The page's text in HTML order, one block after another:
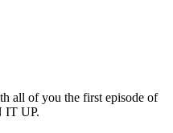
all of you the first episode of
IT UP.